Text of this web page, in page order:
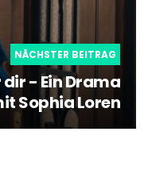
NÄCHSTER BEITRAG
- Ein Drama
Sophia Loren